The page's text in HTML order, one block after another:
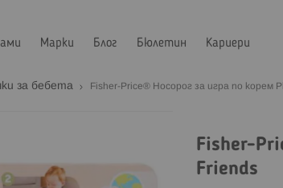
Марки Блог Бюлетин Кариери
за бебета Fisher-Price® Носорог за игра по корем
Fisher-
Friends